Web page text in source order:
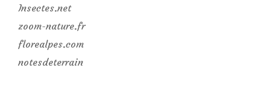
Insectes.net
zoom-nature.fr
florealpes.com
notesdeterrain